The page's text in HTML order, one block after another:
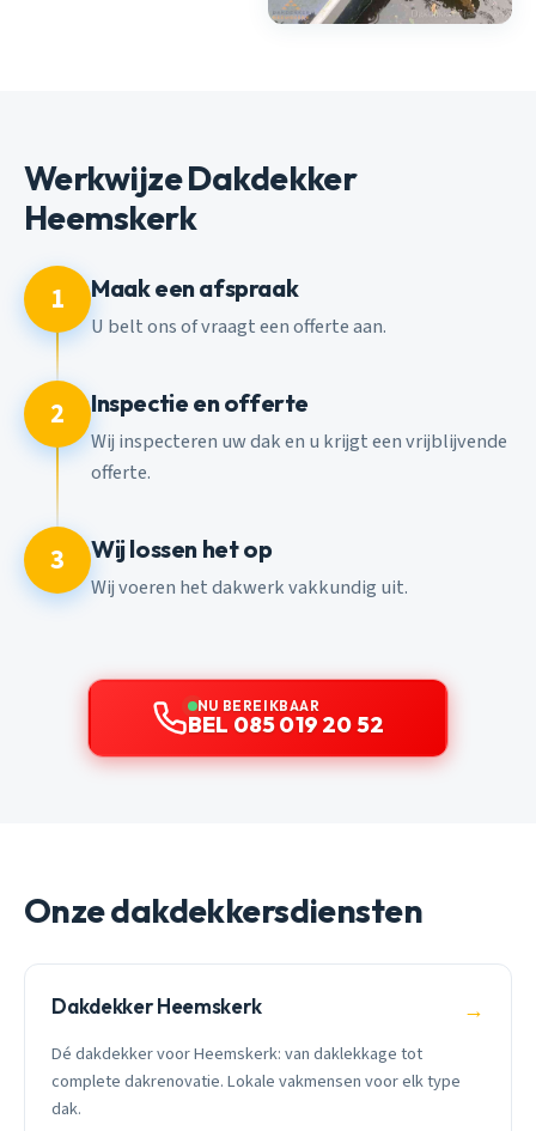
Werkwijze Dakdekker
Heemskerk
1 Maak een afspraak
U belt ons of vraagt een offerte aan.
2 Inspectie en offerte
Wij inspecteren uw dak en u krijgt een vrijblijvende
offerte.
3 Wij lossen het op
Wij voeren het dakwerk vakkundig uit.
NU BEREIKBAAR
BEL 085 019 20 52
Onze dakdekkersdiensten
Dakdekker Heemskerk →
Dé dakdekker voor Heemskerk: van daklekkage tot
complete dakrenovatie. Lokale vakmensen voor elk type
dak.